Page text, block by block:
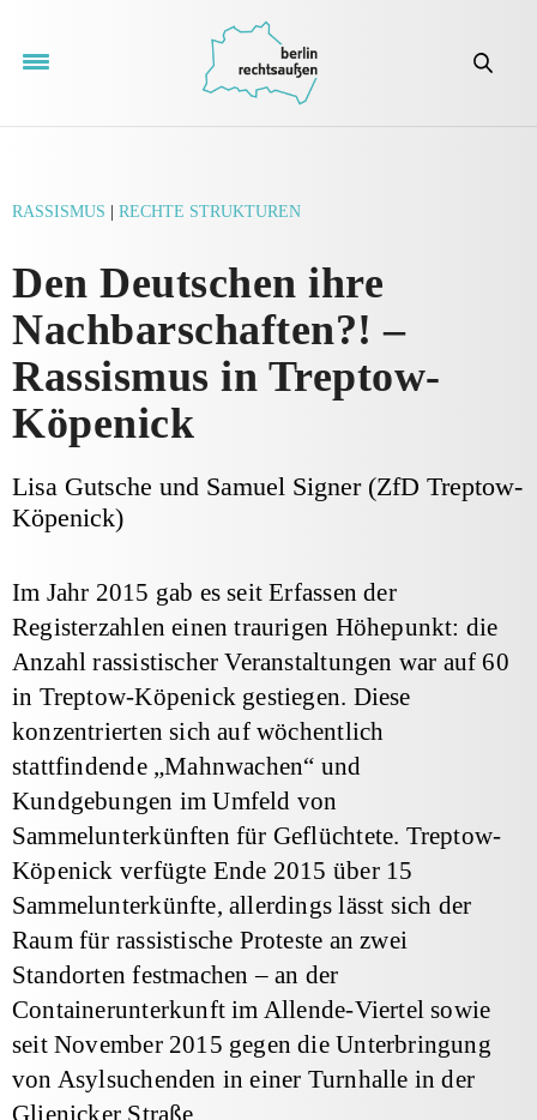
RASSISMUS RECHTE STRUKTUREN
Den Deutschen ihre
Nachbarschaften?! –
Rassismus in Treptow-
Köpenick
Lisa Gutsche und Samuel Signer (ZfD Treptow-
Köpenick)
Im Jahr 2015 gab es seit Erfassen der
Registerzahlen einen traurigen Höhepunkt: die
Anzahl rassistischer Veranstaltungen war auf 60
in Treptow-Köpenick gestiegen. Diese
konzentrierten sich auf wöchentlich
stattfindende „Mahnwachen“ und
Kundgebungen im Umfeld von
Sammelunterkünften für Geflüchtete. Treptow-
Köpenick verfügte Ende 2015 über 15
Sammelunterkünfte, allerdings lässt sich der
Raum für rassistische Proteste an zwei
Standorten festmachen – an der
Containerunterkunft im Allende-Viertel sowie
seit November 2015 gegen die Unterbringung
von Asylsuchenden in einer Turnhalle in der
Glienicker Straße.